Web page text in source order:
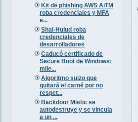
Kit de phishing AWS AiTM
roba credenciales y MFA
e...
Shai-Hulud roba
credenciales de
desarrolladores
Caducó certificado de
Secure Boot de Windows:
mile...
Algoritmo suizo que
quitará el carné por no
respet...
Backdoor Mistic se
autodestruye y se vincula
a un ...